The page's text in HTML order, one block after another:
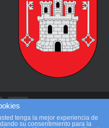
tenga la mejor experiencia de
su consentimiento para la